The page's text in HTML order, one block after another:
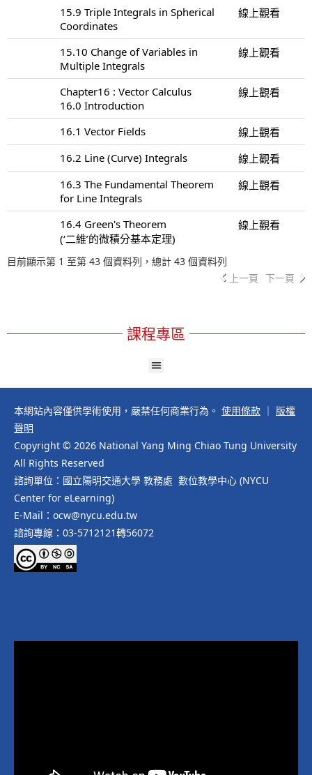
15.9 Triple Integrals in Spherical
Coordinates
線上觀看
15.10 Change of Variables in
Multiple Integrals
線上觀看
Chapter16 : Vector Calculus
16.0 Introduction
線上觀看
16.1 Vector Fields
線上觀看
16.2 Line (Curve) Integrals
線上觀看
16.3 The Fundamental Theorem
for Line Integrals
線上觀看
16.4 Green's Theorem
(‘二維’的微積分基本定理)
線上觀看
目前顯示第 1 至第 43 個資料列，總計 43 個資料列
上一頁 下一頁
課程專區
本網站內容僅供學術使用，嚴禁任何商業行為。 使用條款
版權
聲明
Copyright © 2026 National Yang Ming Chiao Tung University
All Rights Reserved
諮詢單位：國立陽明交通大學 教務處 數位教學中心 (NYCU
Center for eLearning)
E-Mail：ocw@nycu.edu.tw
諮詢專線：03-5712121轉56072